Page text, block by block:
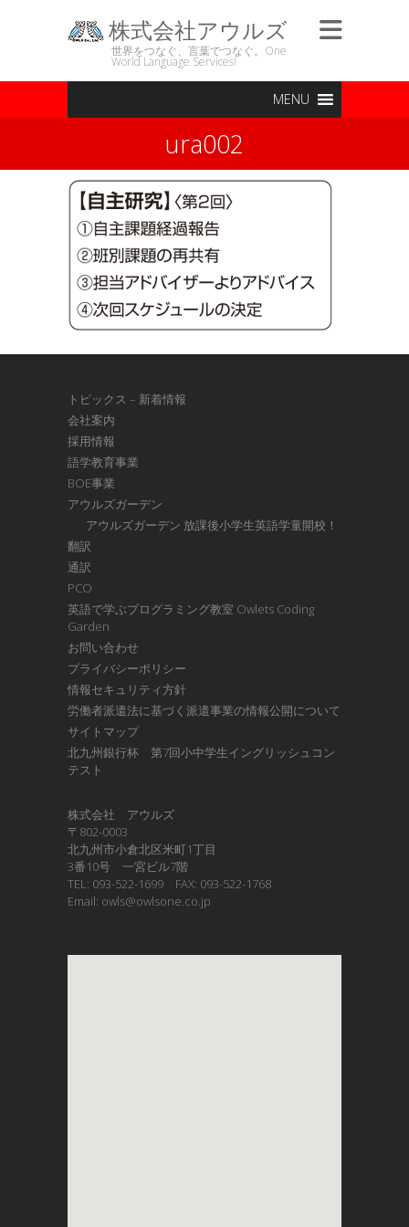
株式会社アウルズ
世界をつなぐ、言葉でつなぐ。One
World Language Services!
MENU
ura002
トピックス – 新着情報
会社案内
採用情報
語学教育事業
BOE事業
アウルズガーデン
アウルズガーデン 放課後小学生英語学童開校！
翻訳
通訳
PCO
英語で学ぶプログラミング教室 Owlets Coding
Garden
お問い合わせ
プライバシーポリシー
情報セキュリティ方針
労働者派遣法に基づく派遣事業の情報公開について
サイトマップ
北九州銀行杯 第7回小中学生イングリッシュコン
テスト
株式会社 アウルズ
〒802-0003
北九州市小倉北区米町1丁目
3番10号 一宮ビル7階
TEL: 093-522-1699 FAX: 093-522-1768
Email: owls@owlsone.co.jp